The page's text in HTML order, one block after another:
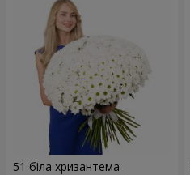
51 біла хризантема